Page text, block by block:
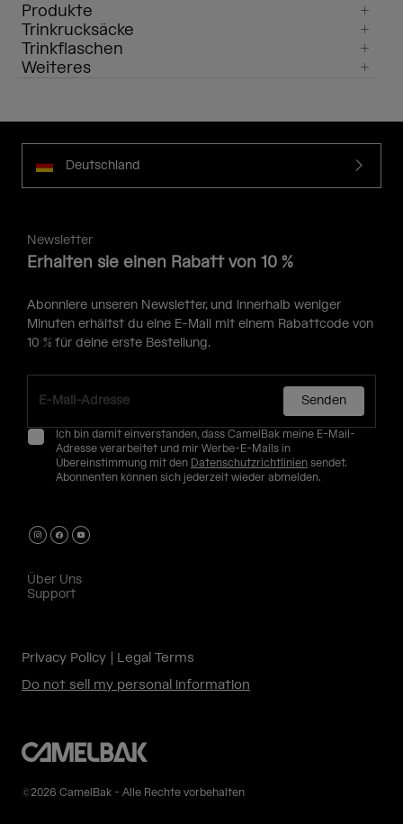
Produkte
Trinkrucksäcke
Trinkflaschen
Weiteres
Deutschland
Newsletter
Erhalten sie einen Rabatt von 10 %
Abonniere unseren Newsletter, und innerhalb weniger
Minuten erhältst du eine E-Mail mit einem Rabattcode von
10 % für deine erste Bestellung.
Senden
Ich bin damit einverstanden, dass CamelBak meine E-Mail-
Adresse verarbeitet und mir Werbe-E-Mails in
Übereinstimmung mit den Datenschutzrichtlinien sendet.
Abonnenten können sich jederzeit wieder abmelden.
Über Uns
Support
Privacy Policy
Legal Terms
Do not sell my personal information
©2026 CamelBak - Alle Rechte vorbehalten